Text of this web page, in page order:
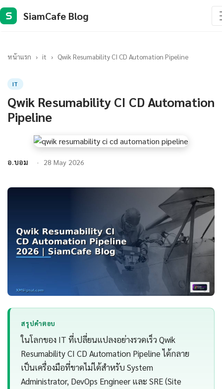
S SiamCafe Blog
หน้าแรก › it › Qwik Resumability CI CD Automation Pipeline
IT
Qwik Resumability CI CD Automation
Pipeline
อ.บอม 28 May 2026
สรุปคำตอบ
ในโลกของ IT ที่เปลี่ยนแปลงอย่างรวดเร็ว Qwik
Resumability CI CD Automation Pipeline ได้กลาย
เป็นเครื่องมือที่ขาดไม่ได้สำหรับ System
Administrator, DevOps Engineer และ SRE (Site